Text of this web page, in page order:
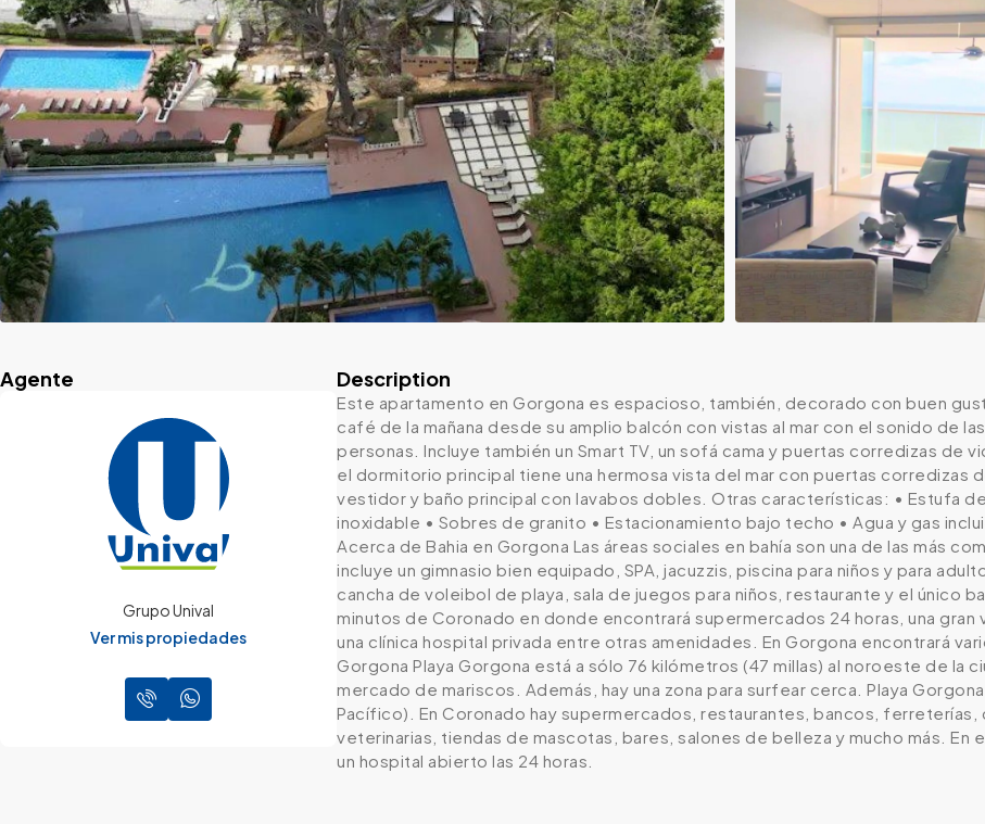
Agente
Grupo Unival
Ver mis propiedades
Description
Este apartamento en Gorgona es espacioso, también, decorado con buen
café de la mañana desde su amplio balcón con vistas al mar con el sonido de
personas. Incluye también un Smart TV, un sofá cama y puertas corredizas de
el dormitorio principal tiene una hermosa vista del mar con puertas corredizas
vestidor y baño principal con lavabos dobles. Otras características: • Estufa
inoxidable • Sobres de granito • Estacionamiento bajo techo • Agua y gas
Acerca de Bahia en Gorgona Las áreas sociales en bahía son una de las más
incluye un gimnasio bien equipado, SPA, jacuzzis, piscina para niños y para
cancha de voleibol de playa, sala de juegos para niños, restaurante y el único
minutos de Coronado en donde encontrará supermercados 24 horas, una
una clínica hospital privada entre otras amenidades. En Gorgona encontrará
Gorgona Playa Gorgona está a sólo 76 kilómetros (47 millas) al noroeste de la
mercado de mariscos. Además, hay una zona para surfear cerca. Playa
Pacífico). En Coronado hay supermercados, restaurantes, bancos,
veterinarias, tiendas de mascotas, bares, salones de belleza y mucho más. En
un hospital abierto las 24 horas.